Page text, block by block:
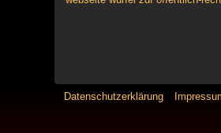
Datenschutzerklärung